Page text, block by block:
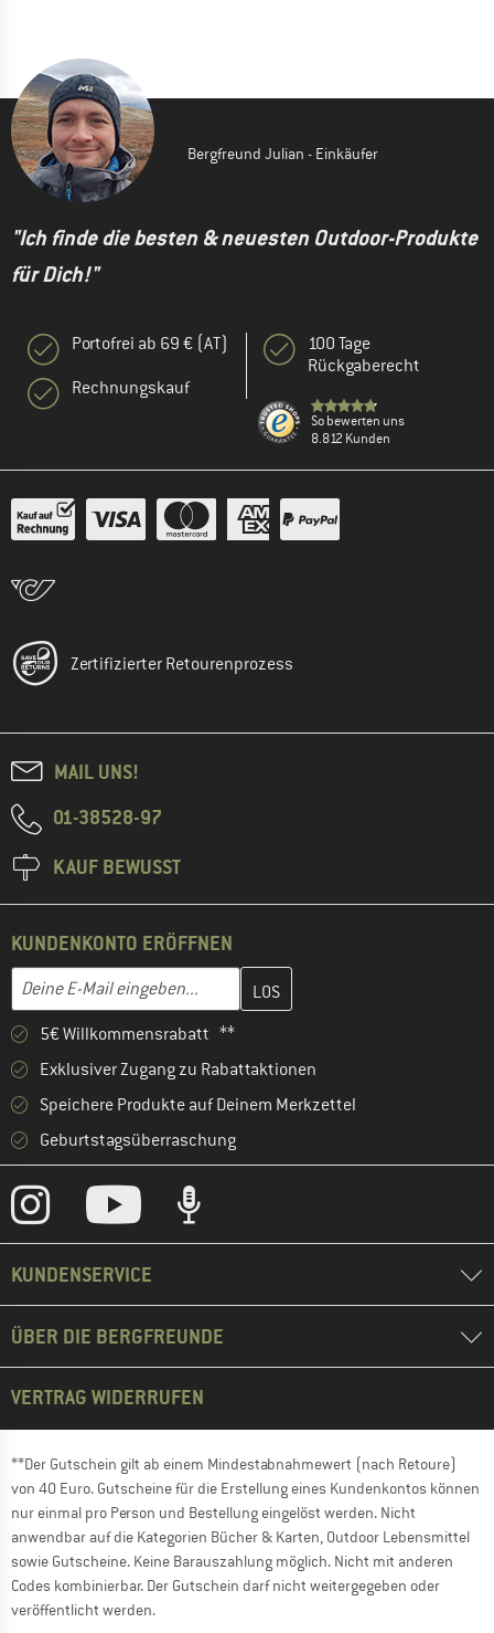
Bergfreund Julian - Einkäufer
"Ich finde die besten & neuesten Outdoor-Produkte
für Dich!"
Portofrei ab 69 € (AT)
Rechnungskauf
100 Tage
Rückgaberecht
So bewerten uns
8.812 Kunden
Zertifizierter Retourenprozess
MAIL UNS!
01-38528-97
KAUF BEWUSST
KUNDENKONTO ERÖFFNEN
E-Mail-Adresse
Gib hier deine E-Mail-Adresse ein und erstelle im nächsten
5€ Willkommensrabatt **
Exklusiver Zugang zu Rabattaktionen
Speichere Produkte auf Deinem Merkzettel
Geburtstagsüberraschung
KUNDENSERVICE
ÜBER DIE BERGFREUNDE
VERTRAG WIDERRUFEN
**Der Gutschein gilt ab einem Mindestabnahmewert (nach Retoure)
von 40 Euro. Gutscheine für die Erstellung eines Kundenkontos können
nur einmal pro Person und Bestellung eingelöst werden. Nicht
anwendbar auf die Kategorien Bücher & Karten, Outdoor Lebensmittel
sowie Gutscheine. Keine Barauszahlung möglich. Nicht mit anderen
Codes kombinierbar. Der Gutschein darf nicht weitergegeben oder
veröffentlicht werden.